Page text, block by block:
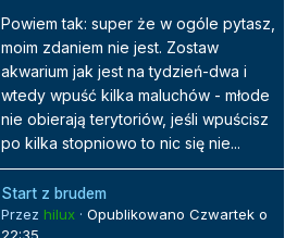
Powiem tak: super że w ogóle pytasz,
moim zdaniem nie jest. Zostaw
akwarium jak jest na tydzień-dwa i
wtedy wpuść kilka maluchów - młode
nie obierają terytoriów, jeśli wpuścisz
po kilka stopniowo to nic się nie...
Start z brudem
Przez hilux · Opublikowano Czwartek o